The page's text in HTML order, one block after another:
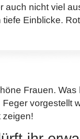
auch nicht viel
Einblicke.
Frauen.
vorgestellt
zeigen!